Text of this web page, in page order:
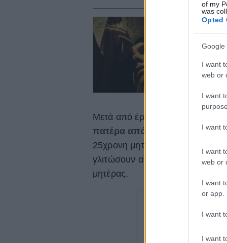
of my
was
Opted
Google
I want
web or
I want
I want
I want
web or
I want
or app.
I want
I want
Μετά από έρευνα που έκανε το
πατέρα από τη Χαβάη
, όλα
25χρονη μητέρα και τα 3 της
γλιτώσουν από έναν
μητέρας.